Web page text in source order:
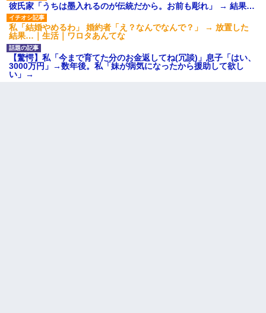
彼氏家「うちは墨入れるのが伝統だから。お前も彫れ」 → 結果…
私「結婚やめるわ」 婚約者「え？なんでなんで？」 → 放置した
結果…｜生活｜ワロタあんてな
【驚愕】私「今まで育てた分のお金返してね(冗談)」息子「はい、
3000万円」→数年後。私「妹が病気になったから援助して欲し
い」→